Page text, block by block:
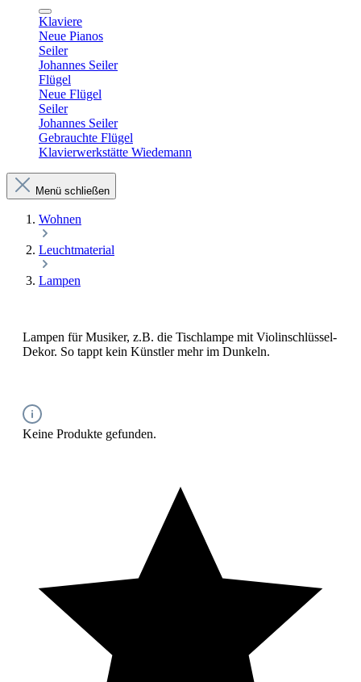
Klaviere
Neue Pianos
Seiler
Johannes Seiler
Flügel
Neue Flügel
Seiler
Johannes Seiler
Gebrauchte Flügel
Klavierwerkstätte Wiedemann
Menü schließen
Wohnen
Leuchtmaterial
Lampen
Lampen für Musiker, z.B. die Tischlampe mit Violinschlüssel-
Dekor. So tappt kein Künstler mehr im Dunkeln.
Keine Produkte gefunden.